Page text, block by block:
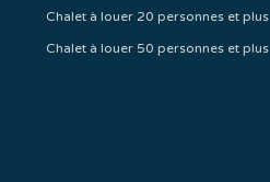
Chalet à louer 20 personnes et plus
Chalet à louer 50 personnes et plus